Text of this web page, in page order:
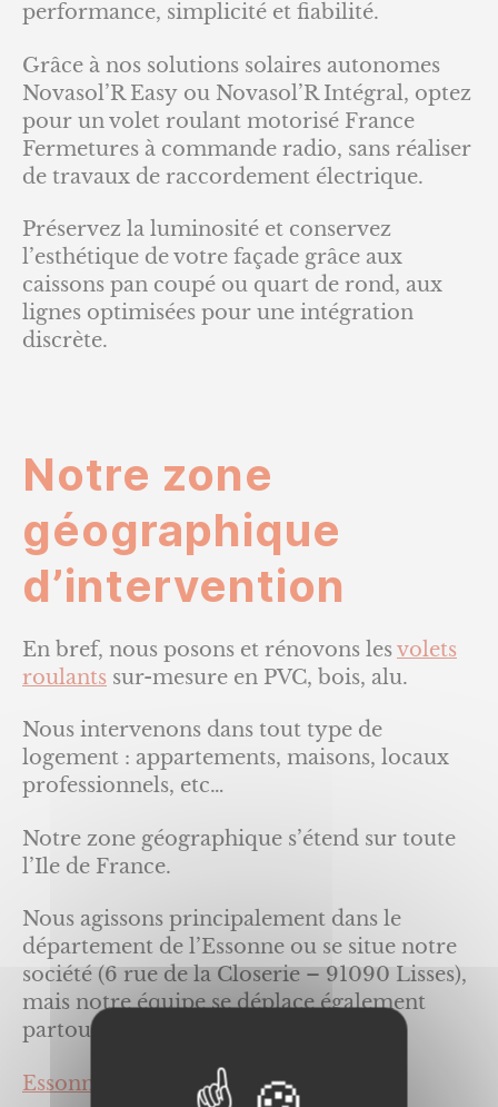
performance, simplicité et fiabilité.
Grâce à nos solutions solaires autonomes
Novasol’R Easy ou Novasol’R Intégral, optez
pour un volet roulant motorisé France
Fermetures à commande radio, sans réaliser
de travaux de raccordement électrique.
Préservez la luminosité et conservez
l’esthétique de votre façade grâce aux
caissons pan coupé ou quart de rond, aux
lignes optimisées pour une intégration
discrète.
Notre zone
géographique
d’intervention
En bref, nous posons et rénovons lesvolets
roulants sur-mesure en PVC, bois, alu.
Nous intervenons dans tout type de
logement : appartements, maisons, locaux
professionnels, etc…
Notre zone géographique s’étend sur toute
l’Ile de France.
Nous agissons principalement dans le
département de l’Essonne ou se situe notre
société (6 rue de la Closerie – 91090 Lisses),
mais notre équipe se déplace également
partout en Ile de France :
Essonne (91),